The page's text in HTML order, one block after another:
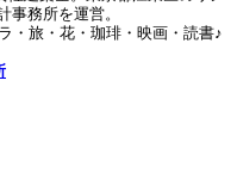
事務所を運営。
・旅・花・珈琲・映画・読書♪